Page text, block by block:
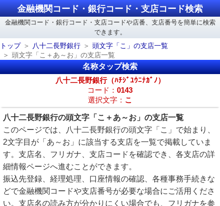
金融機関コード・銀行コード・支店コード検索
金融機関コード・銀行コード・支店コードや店番、支店番号を簡単に検索
できます。
トップ
八十二長野銀行
頭文字「こ」の支店一覧
頭文字「こ＋あ～お」の支店一覧
名称タップ検索
八十二長野銀行（ﾊﾁｼﾞﾕｳﾆﾅｶﾞﾉ）
コード： 0143
選択文字： こ
八十二長野銀行の頭文字「こ＋あ～お」の支店一覧
このページでは、八十二長野銀行の頭文字「こ」で始まり、
2文字目が「あ～お」に該当する支店を一覧で掲載していま
す。支店名、フリガナ、支店コードを確認でき、各支店の詳
細情報ページへ進むことができます。
振込先登録、経理処理、口座情報の確認、各種事務手続きな
どで金融機関コードや支店番号が必要な場合にご活用くださ
い。支店名の読み方が分かりにくい場合でも、フリガナを参